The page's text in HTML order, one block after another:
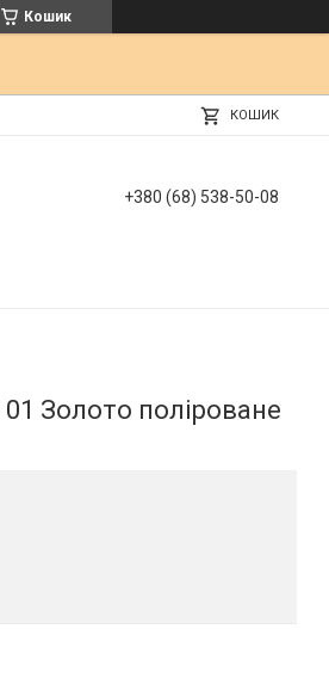
Кошик
КОШИК
+380 (68) 538-50-08
01 Золото поліроване